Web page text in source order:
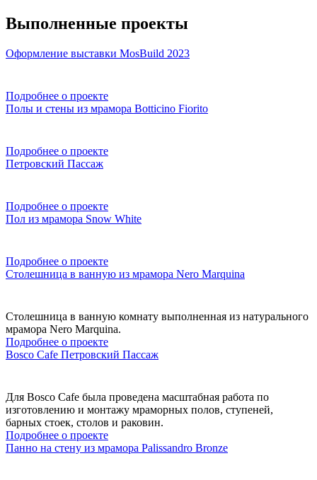
Выполненные проекты
Оформление выставки MosBuild 2023
Подробнее о проекте
Полы и стены из мрамора Botticino Fiorito
Подробнее о проекте
Петровский Пассаж
Подробнее о проекте
Пол из мрамора Snow White
Подробнее о проекте
Столешница в ванную из мрамора Nero Marquina
Столешница в ванную комнату выполненная из натурального
мрамора Nero Marquina.
Подробнее о проекте
Bosco Cafe Петровский Пассаж
Для Bosco Cafe была проведена масштабная работа по
изготовлению и монтажу мраморных полов, ступеней,
барных стоек, столов и раковин.
Подробнее о проекте
Панно на стену из мрамора Palissandro Bronze